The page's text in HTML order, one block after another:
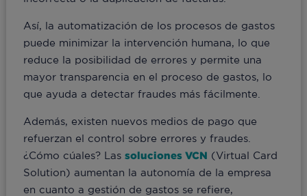
Así, la automatización de los procesos de gastos
puede minimizar la intervención humana, lo que
reduce la posibilidad de errores y permite una
mayor transparencia en el proceso de gastos, lo
que ayuda a detectar fraudes más fácilmente.
Además, existen nuevos medios de pago que
refuerzan el control sobre errores y fraudes.
¿Cómo cúales? Las soluciones VCN (Virtual Card
Solution) aumentan la autonomía de la empresa
en cuanto a gestión de gastos se refiere,